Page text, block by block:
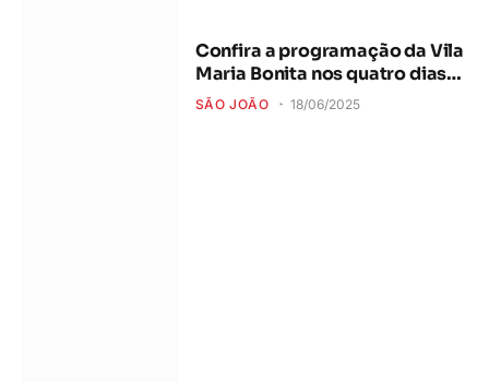
Confira a programação da Vila
Maria Bonita nos quatro dias
do Camaforró
SÃO JOÃO 18/06/2025